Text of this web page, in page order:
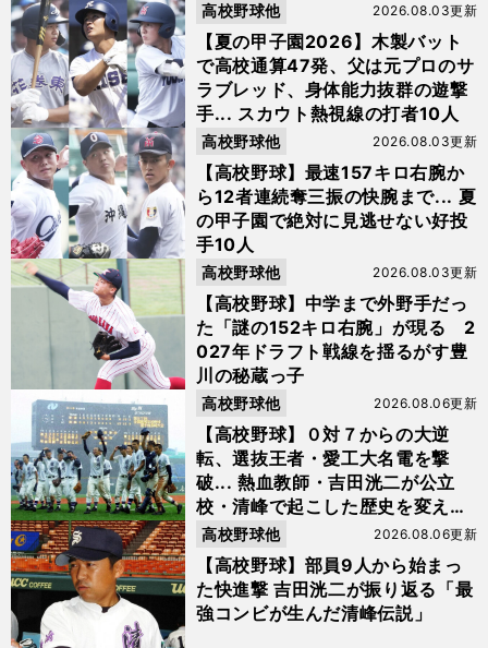
【夏の甲子園2026】木製バット
で高校通算47発、父は元プロのサ
ラブレッド、身体能力抜群の遊撃
手... スカウト熱視線の打者10人
2026.08.03更新
高校野球他
【高校野球】最速157キロ右腕か
ら12者連続奪三振の快腕まで... 夏
の甲子園で絶対に見逃せない好投
手10人
2026.08.03更新
高校野球他
【高校野球】中学まで外野手だっ
た「謎の152キロ右腕」が現る 2
027年ドラフト戦線を揺るがす豊
川の秘蔵っ子
2026.08.03更新
高校野球他
【高校野球】０対７からの大逆
転、選抜王者・愛工大名電を撃
破... 熱血教師・吉田洸二が公立
校・清峰で起こした歴史を変えた
夏
2026.08.06更新
高校野球他
【高校野球】部員9人から始まっ
た快進撃 吉田洸二が振り返る「最
強コンビが生んだ清峰伝説」
2026.08.06更新
高校野球他